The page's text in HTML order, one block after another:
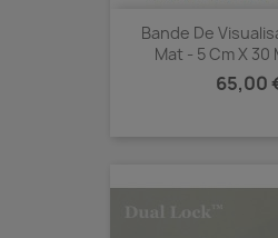
Bande De
Mat - 5 Cm X 30
Prix
65,00